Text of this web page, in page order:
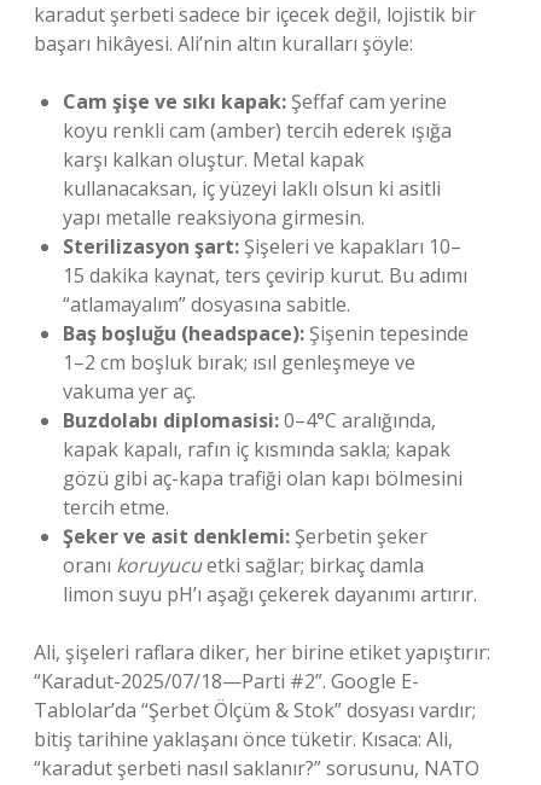
karadut şerbeti sadece bir içecek değil, lojistik bir
başarı hikâyesi. Ali’nin altın kuralları şöyle:
Cam şişe ve sıkı kapak: Şeffaf cam yerine
koyu renkli cam (amber) tercih ederek ışığa
karşı kalkan oluştur. Metal kapak
kullanacaksan, iç yüzeyi laklı olsun ki asitli
yapı metalle reaksiyona girmesin.
Sterilizasyon şart: Şişeleri ve kapakları 10–
15 dakika kaynat, ters çevirip kurut. Bu adımı
“atlamayalım” dosyasına sabitle.
Baş boşluğu (headspace): Şişenin tepesinde
1–2 cm boşluk bırak; ısıl genleşmeye ve
vakuma yer aç.
Buzdolabı diplomasisi:0–4°C aralığında,
kapak kapalı, rafın iç kısmında sakla; kapak
gözü gibi aç-kapa trafiği olan kapı bölmesini
tercih etme.
Şeker ve asit denklemi: Şerbetin şeker
oranı koruyucuetki sağlar; birkaç damla
limon suyu pH’ı aşağı çekerek dayanımı artırır.
Ali, şişeleri raflara diker, her birine etiket yapıştırır:
“Karadut-2025/07/18—Parti #2”. Google E-
Tablolar’da “Şerbet Ölçüm & Stok” dosyası vardır;
bitiş tarihine yaklaşanı önce tüketir. Kısaca: Ali,
“karadut şerbeti nasıl saklanır?” sorusunu, NATO